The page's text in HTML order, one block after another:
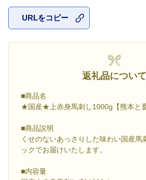
URLをコピー
返礼品について
■商品名
★国産★上赤身馬刺し1000g【熊本と畜
■商品説明
くせのないあっさりした味わい国産馬
ックでお届けいたします。
■内容量